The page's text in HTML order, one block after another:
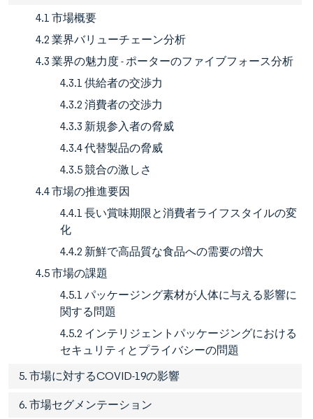
4.1 市場概要
4.2 業界バリューチェーン分析
4.3 業界の魅力度 - ポーターのファイブフォース分析
4.3.1 供給者の交渉力
4.3.2 消費者の交渉力
4.3.3 新規参入者の脅威
4.3.4 代替製品の脅威
4.3.5 競合の激しさ
4.4 市場の推進要因
4.4.1 長い賞味期限と消費者ライフスタイルの変
化
4.4.2 新鮮で高品質な食品への需要の増大
4.5 市場の課題
4.5.1 パッケージング素材が人体に与える影響に
関する問題
4.5.2 インテリジェントパッケージングにおける
セキュリティとプライバシーの問題
5. 市場に対するCOVID-19の影響
6. 市場セグメンテーション